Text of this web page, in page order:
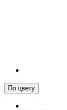
По цвету